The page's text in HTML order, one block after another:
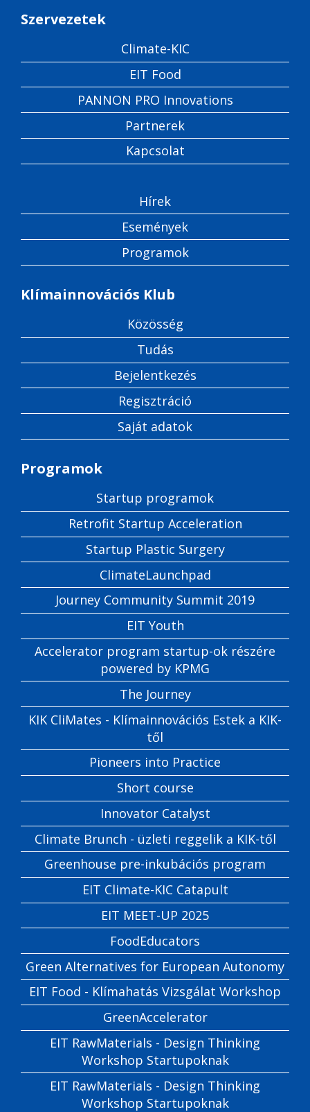
Szervezetek
Climate-KIC
EIT Food
PANNON PRO Innovations
Partnerek
Kapcsolat
Hírek
Események
Programok
Klímainnovációs Klub
Közösség
Tudás
Bejelentkezés
Regisztráció
Saját adatok
Programok
Startup programok
Retrofit Startup Acceleration
Startup Plastic Surgery
ClimateLaunchpad
Journey Community Summit 2019
EIT Youth
Accelerator program startup-ok részére
powered by KPMG
The Journey
KIK CliMates - Klímainnovációs Estek a KIK-
től
Pioneers into Practice
Short course
Innovator Catalyst
Climate Brunch - üzleti reggelik a KIK-től
Greenhouse pre-inkubációs program
EIT Climate-KIC Catapult
EIT MEET-UP 2025
FoodEducators
Green Alternatives for European Autonomy
EIT Food - Klímahatás Vizsgálat Workshop
GreenAccelerator
EIT RawMaterials - Design Thinking
Workshop Startupoknak
EIT RawMaterials - Design Thinking
Workshop Startupoknak